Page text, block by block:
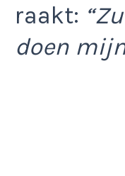
raakt:
doen